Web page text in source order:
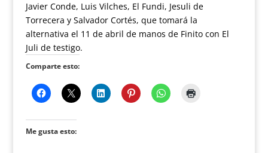
Javier Conde, Luis Vilches, El Fundi, Jesuli de
Torrecera y Salvador Cortés, que tomará la
alternativa el 11 de abril de manos de Finito con El
Juli de testigo.
Comparte esto:
Me gusta esto: